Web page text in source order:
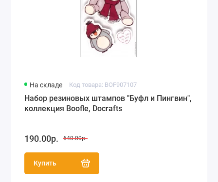
На складе Код товара: BOF907107
Набор резиновых штампов "Буфл и Пингвин",
коллекция Boofle, Docrafts
190.00р. 640.00р.
Купить